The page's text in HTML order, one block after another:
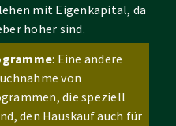
mit Eigenkapital, da
höher sind.
: Eine andere
von
die speziell
den Hauskauf auch für